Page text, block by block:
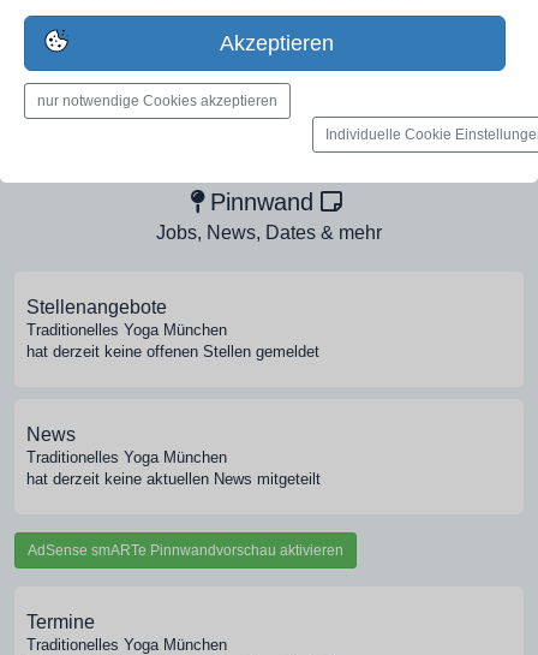
jetzt registrieren
Medien-Galerie
Bilder, PDFs, Audio, Video
Pinnwand
Jobs, News, Dates & mehr
Stellenangebote
Traditionelles Yoga München
hat derzeit keine offenen Stellen gemeldet
News
Traditionelles Yoga München
hat derzeit keine aktuellen News mitgeteilt
AdSense smARTe Pinnwandvorschau aktivieren
Termine
Traditionelles Yoga München
Akzeptieren
nur notwendige Cookies akzeptieren
Individuelle Cookie